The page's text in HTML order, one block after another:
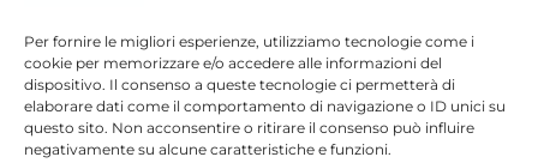
Per fornire le migliori esperienze, utilizziamo tecnologie come i
cookie per memorizzare e/o accedere alle informazioni del
dispositivo. Il consenso a queste tecnologie ci permetterà di
elaborare dati come il comportamento di navigazione o ID unici su
questo sito. Non acconsentire o ritirare il consenso può influire
negativamente su alcune caratteristiche e funzioni.